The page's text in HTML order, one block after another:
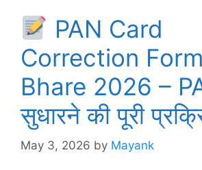
PAN Card
Correction
Bhare 2026 –
सुधारने की पूरी
May 3, 2026 by Mayank